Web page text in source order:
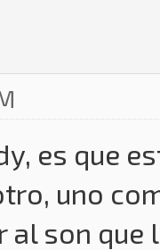
es que
uno
al son